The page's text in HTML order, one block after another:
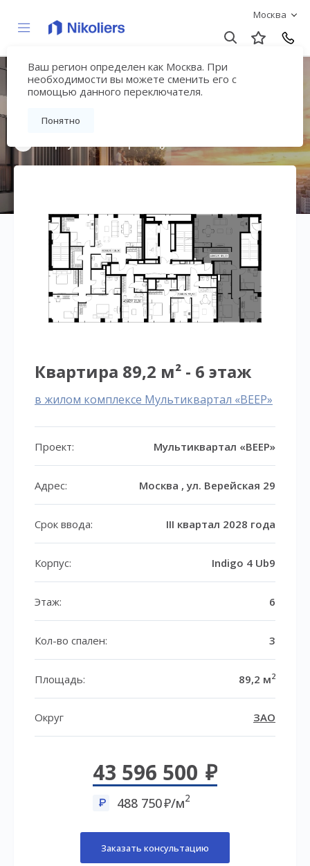
Москва
Ваш регион определен как Москва. При
необходимости вы можете сменить его с
помощью данного переключателя.
Понятно
Мультиквартал
«ВЕЕР»
Квартира 89,2 м² - 6 этаж
в жилом комплексе Мультиквартал «ВЕЕР»
Проект: Мультиквартал «ВЕЕР»
Адрес: Москва , ул. Верейская 29
Срок ввода: III квартал 2028 года
Корпус: Indigo 4 Ub9
Этаж: 6
Кол-во спален: 3
Площадь: 89,2 м2
Округ ЗАО
43 596 500
488 750 /м2
Заказать консультацию